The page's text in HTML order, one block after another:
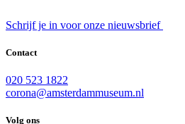
Schrijf je in voor onze nieuwsbrief
Contact
020 523 1822
corona@amsterdammuseum.nl
Volg ons